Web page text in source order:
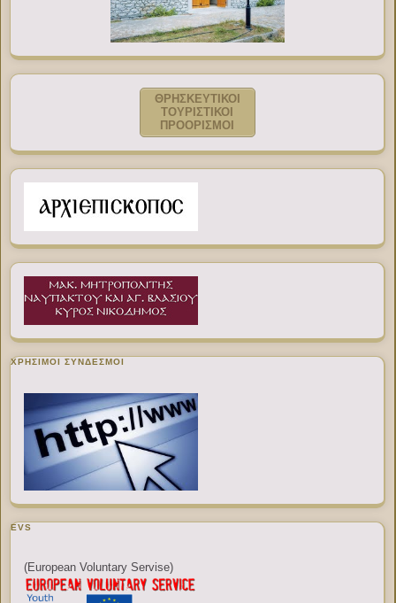
ΘΡΗΣΚΕΥΤΙΚΟΙ
ΤΟΥΡΙΣΤΙΚΟΙ
ΠΡΟΟΡΙΣΜΟΙ
ΧΡΉΣΙΜΟΙ ΣΎΝΔΕΣΜΟΙ
EVS
(European Voluntary Servise)